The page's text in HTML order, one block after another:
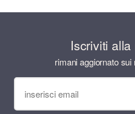
Iscriviti
rimani aggiornato